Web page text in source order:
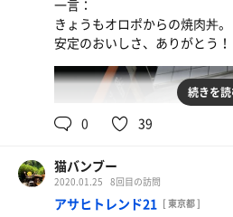
一言：
きょうもオロポからの焼肉丼。
安定のおいしさ、ありがとう！
続きを
0 39
猫バンブー
2020.01.25 8回目の訪問
アサヒトレンド21 [ 東京都 ]